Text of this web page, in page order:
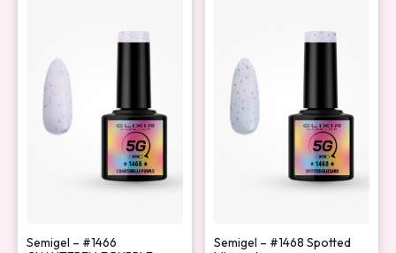
Semigel – #1466
Semigel – #1468 Spotted